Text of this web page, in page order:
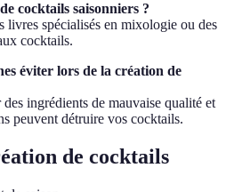
cocktails saisonniers ?
livres spécialisés en mixologie ou des
cocktails.
éviter lors de la création de
ingrédients de mauvaise qualité et
peuvent détruire vos cocktails.
de cocktails